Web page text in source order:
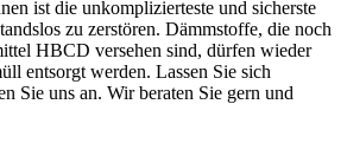
ist die unkomplizierteste und sicherste
zu zerstören. Dämmstoffe, die noch
HBCD versehen sind, dürfen wieder
entsorgt werden. Lassen Sie sich
Sie uns an. Wir beraten Sie gern und